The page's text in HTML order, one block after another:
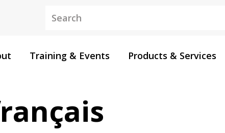
Training & Events Products & Services